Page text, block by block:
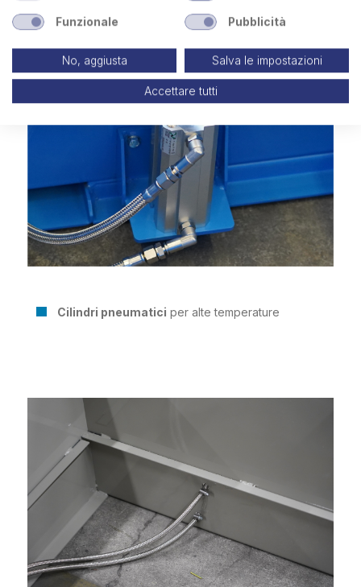
Cilindri pneumatici per alte temperature
Funzionale Pubblicità
No, aggiusta Salva le impostazioni
Accettare tutti